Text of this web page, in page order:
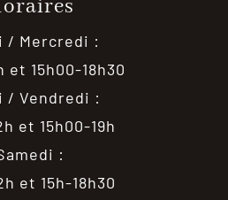
/ Mercredi :
et 15h00-18h30
/ Vendredi :
et 15h00-19h
:
et 15h-18h30